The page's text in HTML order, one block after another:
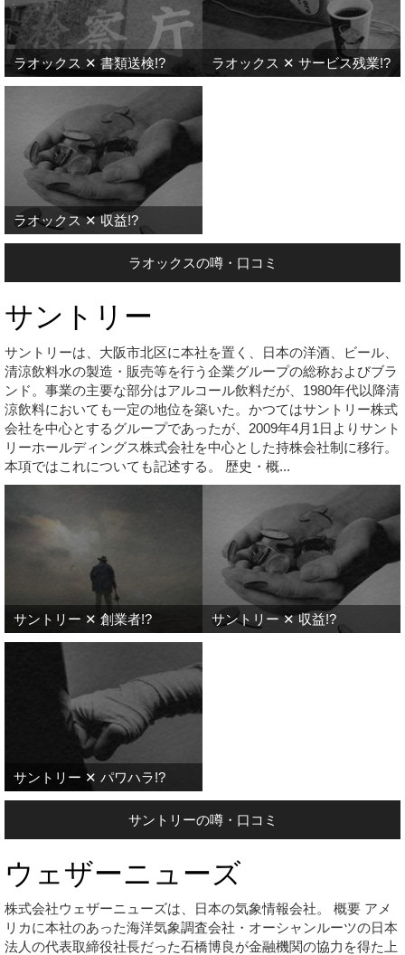
ラオックス ✕ 書類送検!? ラオックス ✕ サービス残業!?
ラオックス ✕ 収益!?
ラオックスの噂・口コミ
サントリー
サントリーは、大阪市北区に本社を置く、日本の洋酒、ビール、
清涼飲料水の製造・販売等を行う企業グループの総称およびブラ
ンド。事業の主要な部分はアルコール飲料だが、1980年代以降清
涼飲料においても一定の地位を築いた。かつてはサントリー株式
会社を中心とするグループであったが、2009年4月1日よりサント
リーホールディングス株式会社を中心とした持株会社制に移行。
本項ではこれについても記述する。 歴史・概...
サントリー ✕ 創業者!? サントリー ✕ 収益!?
サントリー ✕ パワハラ!?
サントリーの噂・口コミ
ウェザーニューズ
株式会社ウェザーニューズは、日本の気象情報会社。 概要 アメ
リカに本社のあった海洋気象調査会社・オーシャンルーツの日本
法人の代表取締役社長だった石橋博良が金融機関の協力を得た上